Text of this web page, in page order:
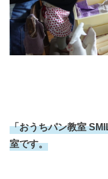
「おうちパン教室
室です。